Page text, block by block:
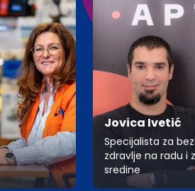
Jovica Ivetić
Specijalista za
zdravlje na radu i
sredine